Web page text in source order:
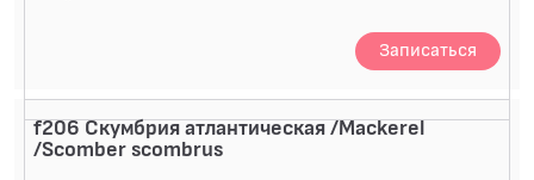
Записаться
f206 Скумбрия атлантическая /Mackerel
/Scomber scombrus